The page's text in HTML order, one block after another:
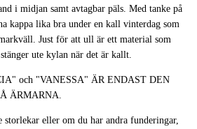
i midjan samt avtagbar päls. Med tanke på
kappa lika bra under en kall vinterdag som
Just för att ull är ett material som
ute kylan när det är kallt.
och "VANESSA" ÄR ENDAST DEN
ÄRMARNA.
storlekar eller om du har andra funderingar,